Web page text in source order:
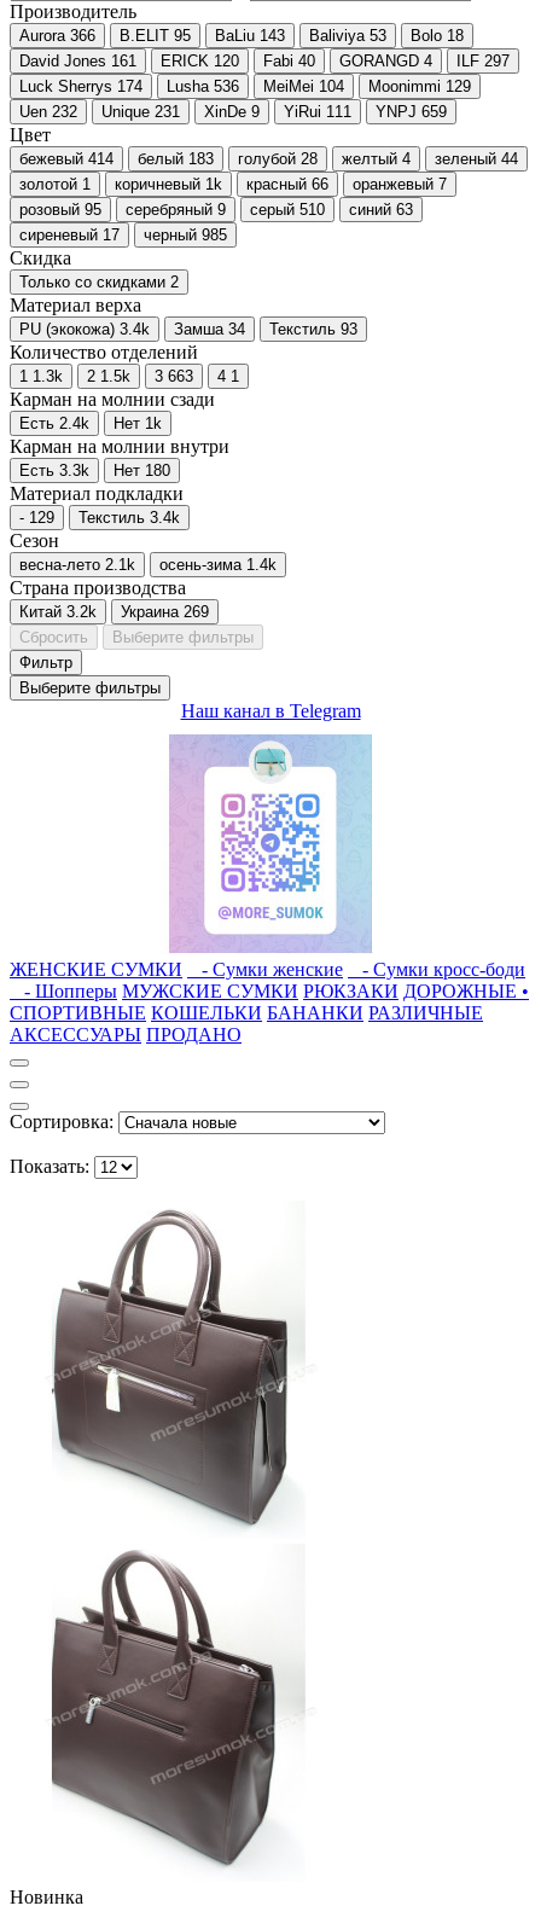
Производитель
Aurora 366 B.ELIT 95 BaLiu 143 Baliviya 53 Bolo 18
David Jones 161 ERICK 120 Fabi 40 GORANGD 4 ILF 297
Luck Sherrys 174 Lusha 536 MeiMei 104 Moonimmi 129
Uen 232 Unique 231 XinDe 9 YiRui 111 YNPJ 659
Цвет
бежевый 414 белый 183 голубой 28 желтый 4 зеленый 44
золотой 1 коричневый 1k красный 66 оранжевый 7
розовый 95 серебряный 9 серый 510 синий 63
сиреневый 17 черный 985
Скидка
Только со cкидками 2
Материал верха
PU (экокожа) 3.4k Замша 34 Текстиль 93
Количество отделений
1 1.3k 2 1.5k 3 663 4 1
Карман на молнии сзади
Есть 2.4k Нет 1k
Карман на молнии внутри
Есть 3.3k Нет 180
Материал подкладки
- 129 Текстиль 3.4k
Сезон
весна-лето 2.1k осень-зима 1.4k
Страна производства
Китай 3.2k Украина 269
Сбросить
Выберите фильтры
Фильтр
Выберите фильтры
Наш канал в Telegram
ЖЕНСКИЕ СУМКИ - Сумки женские
- Сумки кросс-боди
- Шопперы МУЖСКИЕ СУМКИ РЮКЗАКИ ДОРОЖНЫЕ •
СПОРТИВНЫЕ КОШЕЛЬКИ БАНАНКИ РАЗЛИЧНЫЕ
АКСЕССУАРЫ ПРОДАНО
Сортировка:
Показать:
Новинка